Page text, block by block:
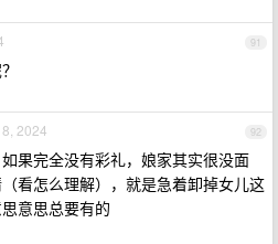
91
92
2024
果完全没有彩礼，娘家其实很没面
看怎么理解），就是急着卸掉女儿这
意思总要有的